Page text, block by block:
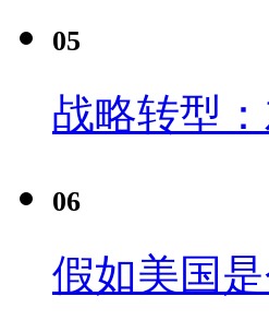
05
战略转型
06
假如美国